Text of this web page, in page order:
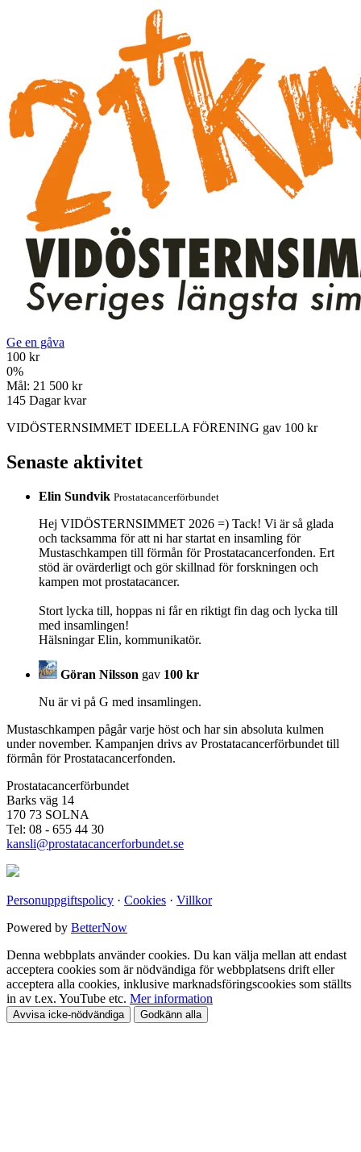
Ge en gåva
100 kr
0%
Mål: 21 500 kr
145 Dagar kvar
VIDÖSTERNSIMMET IDEELLA FÖRENING gav 100 kr
Senaste aktivitet
Elin Sundvik Prostatacancerförbundet
Hej VIDÖSTERNSIMMET 2026 =) Tack! Vi är så glada
och tacksamma för att ni har startat en insamling för
Mustaschkampen till förmån för Prostatacancerfonden. Ert
stöd är ovärderligt och gör skillnad för forskningen och
kampen mot prostatacancer.
Stort lycka till, hoppas ni får en riktigt fin dag och lycka till
med insamlingen!
Hälsningar Elin, kommunikatör.
Göran Nilsson gav 100 kr
Nu är vi på G med insamlingen.
Mustaschkampen pågår varje höst och har sin absoluta kulmen
under november. Kampanjen drivs av Prostata­cancerförbundet till
förmån för Prostata­cancerfonden.
Prostatacancerförbundet
Barks väg 14
170 73 SOLNA
Tel: 08 - 655 44 30
kansli@prostatacancerforbundet.se
Personuppgiftspolicy · Cookies · Villkor
Powered by BetterNow
Denna webbplats använder cookies. Du kan välja mellan att endast
acceptera cookies som är nödvändiga för webbplatsens drift eller
acceptera alla cookies, inklusive marknadsföringscookies som ställts
in av t.ex. YouTube etc. Mer information
Avvisa icke-nödvändiga Godkänn alla